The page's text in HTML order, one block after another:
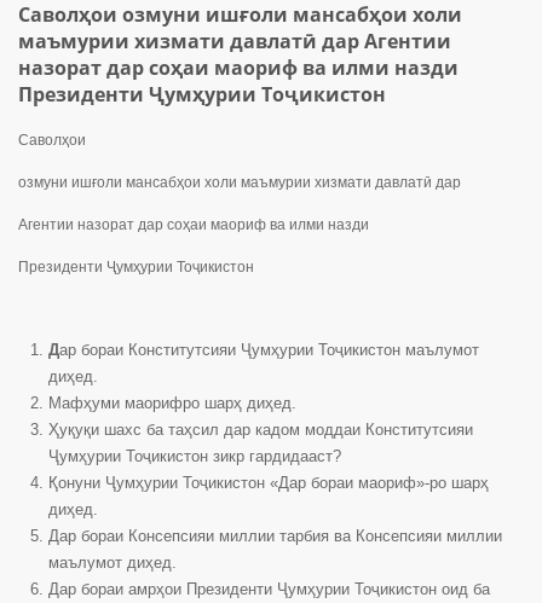
Саволҳои озмуни ишғоли мансабҳои холи
маъмурии хизмати давлатӣ дар Агентии
назорат дар соҳаи маориф ва илми назди
Президенти Ҷумҳурии Тоҷикистон
Саволҳои
озмуни ишғоли мансабҳои холи маъмурии хизмати давлатӣ дар
Агентии назорат дар соҳаи маориф ва илми назди
Президенти Ҷумҳурии Тоҷикистон
Дар бораи Конститутсияи Ҷумҳурии Тоҷикистон маълумот
диҳед.
Мафҳуми маорифро шарҳ диҳед.
Ҳуқуқи шахс ба таҳсил дар кадом моддаи Конститутсияи
Ҷумҳурии Тоҷикистон зикр гардидааст?
Қонуни Ҷумҳурии Тоҷикистон «Дар бораи маориф»-ро шарҳ
диҳед.
Дар бораи Консепсияи миллии тарбия ва Консепсияи миллии
маълумот диҳед.
Дар бораи амрҳои Президенти Ҷумҳурии Тоҷикистон оид ба